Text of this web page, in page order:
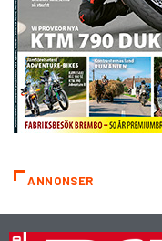
ANNONSER